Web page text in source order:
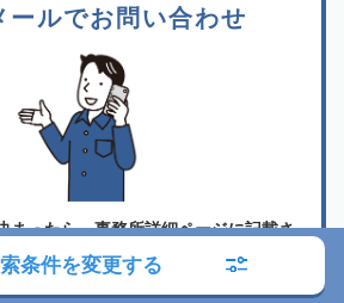
ールでお問い合わせ
まったら、事務所詳細ページに記載さ
ン、またはメールフォームからお問い
とができます。
条件を変更する